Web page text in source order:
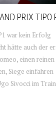
PRIX TIPO
war kein Erfolg
hätte auch der
einen reinen
Siege einfahren
Sivocci im